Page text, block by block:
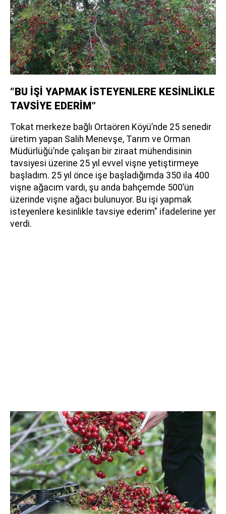
“BU İŞİ YAPMAK İSTEYENLERE KESİNLİKLE
TAVSİYE EDERİM”
Tokat merkeze bağlı Ortaören Köyü’nde 25 senedir
üretim yapan Salih Menevşe, Tarım ve Orman
Müdürlüğü’nde çalışan bir ziraat mühendisinin
tavsiyesi üzerine 25 yıl evvel vişne yetiştirmeye
başladım. 25 yıl önce işe başladığımda 350 ila 400
vişne ağacım vardı, şu anda bahçemde 500’ün
üzerinde vişne ağacı bulunuyor. Bu işi yapmak
isteyenlere kesinlikle tavsiye ederim" ifadelerine yer
verdi.